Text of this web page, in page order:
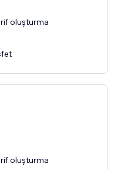
oluşturma
oluşturma